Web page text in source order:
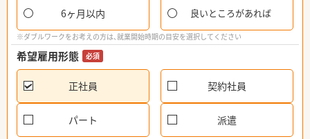
6ヶ月以内 良いところがあれば
※ダブルワークをお考えの方は、就業開始時期の目安を選択してください
希望雇用形態 必須
正社員 契約社員
パート 派遣